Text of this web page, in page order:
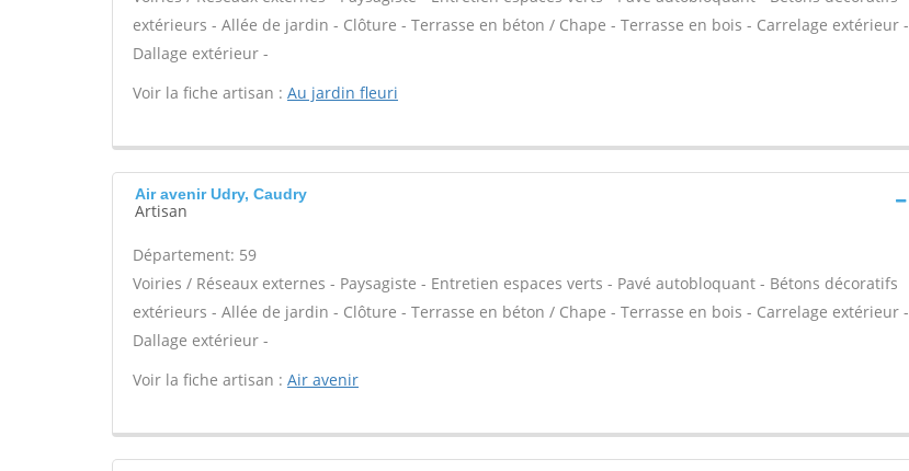
extérieurs - Allée de jardin - Clôture - Terrasse en béton / Chape - Terrasse en bois - Carrelage extérieur -
Dallage extérieur -
Voir la fiche artisan : Au jardin fleuri
Air avenir Udry, Caudry
Artisan
Département: 59
Voiries / Réseaux externes - Paysagiste - Entretien espaces verts - Pavé autobloquant - Bétons décoratifs
extérieurs - Allée de jardin - Clôture - Terrasse en béton / Chape - Terrasse en bois - Carrelage extérieur -
Dallage extérieur -
Voir la fiche artisan : Air avenir